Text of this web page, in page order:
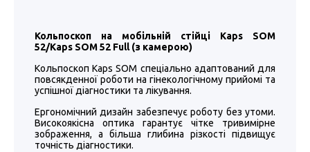
Кольпоскоп на мобільній стійці Kaps SOM
52/Kaps SOM 52 Full (з камерою)
Кольпоскоп Kaps SOM спеціально адаптований для
повсякденної роботи на гінекологічному прийомі та
успішної діагностики та лікування.
Ергономічний дизайн забезпечує роботу без утоми.
Високоякісна оптика гарантує чітке тривимірне
зображення, а більша глибина різкості підвищує
точність діагностики.